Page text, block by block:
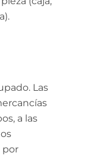
Las
a las
por